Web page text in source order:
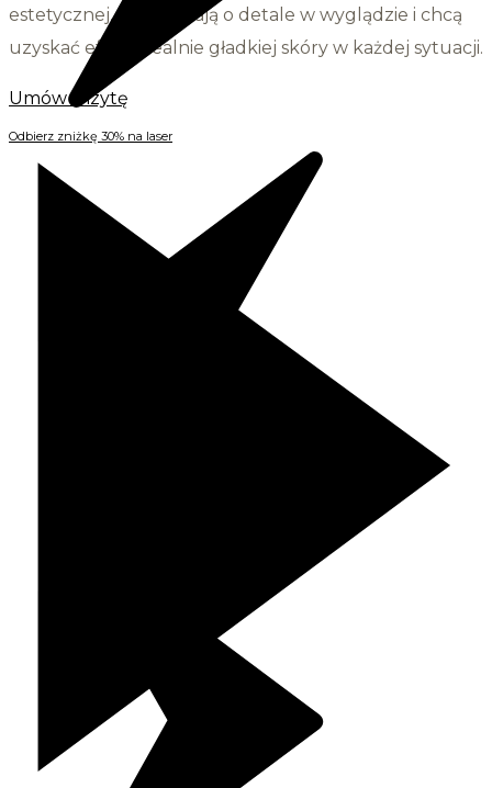
Odbierz zniżkę 30% na laser
estetycznej, które dbają o detale w wyglądzie i chcą
uzyskać efekt idealnie gładkiej skóry w każdej sytuacji.
Umów wizytę